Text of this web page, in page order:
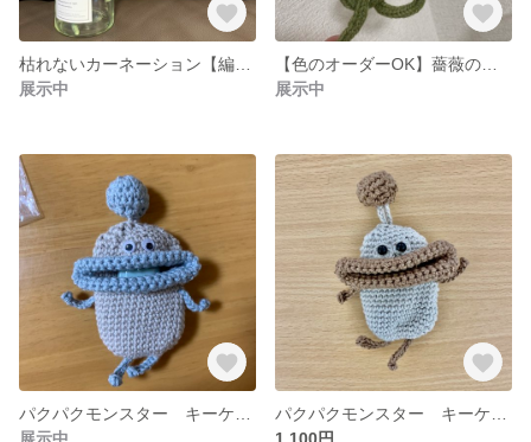
展示中
展示中
展示中
1,100円